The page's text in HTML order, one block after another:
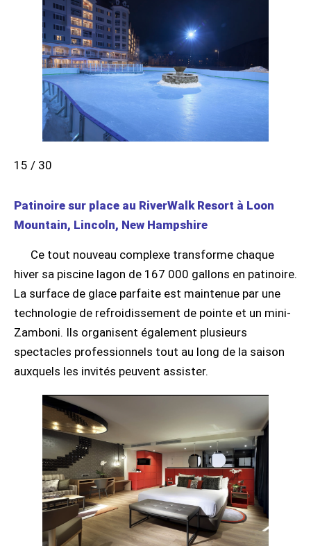
15 / 30
Patinoire sur place au RiverWalk Resort à Loon
Mountain, Lincoln, New Hampshire
Ce tout nouveau complexe transforme chaque
hiver sa piscine lagon de 167 000 gallons en patinoire.
La surface de glace parfaite est maintenue par une
technologie de refroidissement de pointe et un mini-
Zamboni. Ils organisent également plusieurs
spectacles professionnels tout au long de la saison
auxquels les invités peuvent assister.